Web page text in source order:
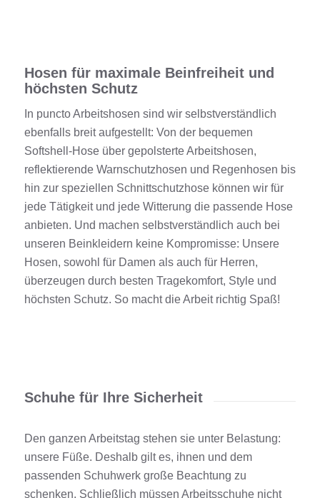
Hosen für maximale Beinfreiheit und
höchsten Schutz
In puncto Arbeitshosen sind wir selbstverständlich
ebenfalls breit aufgestellt: Von der bequemen
Softshell-Hose über gepolsterte Arbeitshosen,
reflektierende Warnschutzhosen und Regenhosen bis
hin zur speziellen Schnittschutzhose können wir für
jede Tätigkeit und jede Witterung die passende Hose
anbieten. Und machen selbstverständlich auch bei
unseren Beinkleidern keine Kompromisse: Unsere
Hosen, sowohl für Damen als auch für Herren,
überzeugen durch besten Tragekomfort, Style und
höchsten Schutz. So macht die Arbeit richtig Spaß!
Schuhe für Ihre Sicherheit
Den ganzen Arbeitstag stehen sie unter Belastung:
unsere Füße. Deshalb gilt es, ihnen und dem
passenden Schuhwerk große Beachtung zu
schenken. Schließlich müssen Arbeitsschuhe nicht